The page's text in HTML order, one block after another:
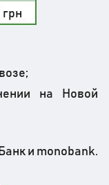
грн
на Новой
и monobank.